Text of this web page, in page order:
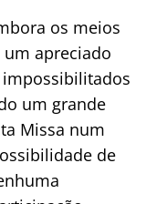
os meios
apreciado
impossibilitados
um grande
Missa num
de